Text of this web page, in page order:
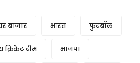
बाजार भारत फुटबॉल
क्रिकेट टीम भाजपा